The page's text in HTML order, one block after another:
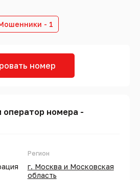
- 1
номер
оператор номера -
Регион
г. Москва и Московская
область